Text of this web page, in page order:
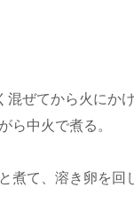
混ぜてから火にか
ら中火で煮る。
煮て、溶き卵を回